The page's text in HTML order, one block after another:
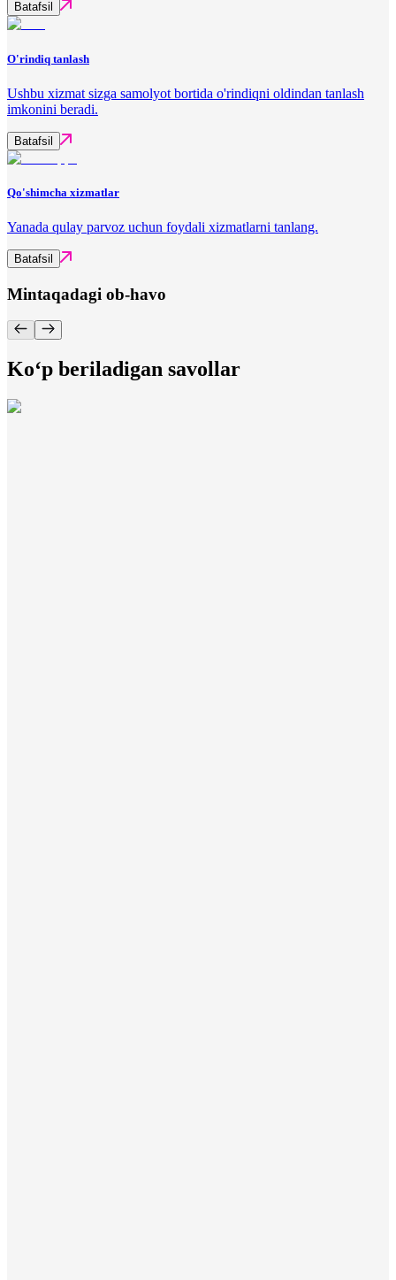
Batafsil
O'rindiq tanlash
Ushbu xizmat sizga samolyot bortida o'rindiqni oldindan tanlash
imkonini beradi.
Batafsil
Qo'shimcha xizmatlar
Yanada qulay parvoz uchun foydali xizmatlarni tanlang.
Batafsil
Mintaqadagi ob-havo
Ko‘p beriladigan savollar